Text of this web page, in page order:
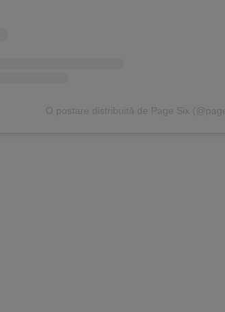
O postare distribuită de Page Six